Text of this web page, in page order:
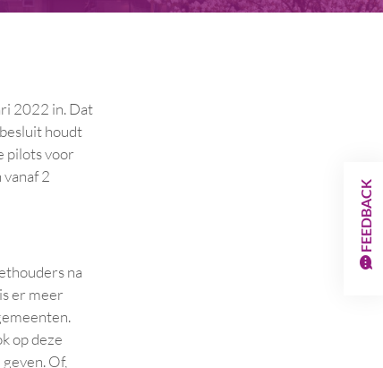
2022 in. Dat
houdt
pilots voor
2
na
er meer
op deze
Of,
FEEDBACK